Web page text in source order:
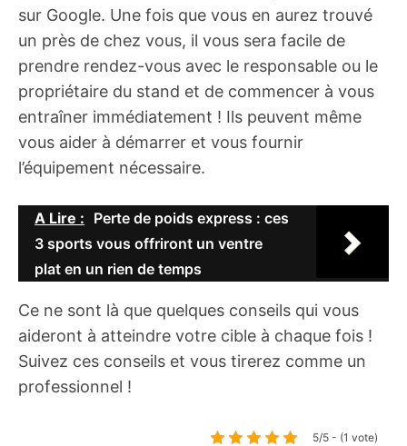
sur Google. Une fois que vous en aurez trouvé
un près de chez vous, il vous sera facile de
prendre rendez-vous avec le responsable ou le
propriétaire du stand et de commencer à vous
entraîner immédiatement ! Ils peuvent même
vous aider à démarrer et vous fournir
l’équipement nécessaire.
A Lire : Perte de poids express : ces
3 sports vous offriront un ventre
plat en un rien de temps
Ce ne sont là que quelques conseils qui vous
aideront à atteindre votre cible à chaque fois !
Suivez ces conseils et vous tirerez comme un
professionnel !
5/5 - (1 vote)